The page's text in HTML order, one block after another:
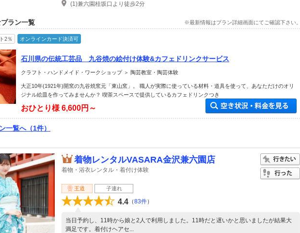
(1)兼六園桂坂口より徒歩2分
ラン一覧 ※最新情報はプラン詳細画面にてご確認下さい。
2％ オンラインカード決済可
石川県の伝統工芸品 九谷焼の絵付け体験&カフェドリンクサービス
クラフト・ハンドメイド・ワークショップ ＞ 陶芸教室・陶芸体験
大正10年(1921年)開窯の九谷焼窯元「東山窯」。 職人が実際に使っている材料・道具を使って、あなただけのオリ
ジナル絵皿を作ってみませんか？ 喫茶スペースで提供しているカフェドリンクつき
おひとり様 6,600円～
一覧へ（1件）
着物レンタルVASARA金沢兼六園店
着物・浴衣レンタル・着付け体験
王道 子連れ
4.4 （83件）
当日予約し、11時から娘と2人で利用しました。11時だと遅いかと思いましたが結果大
満足です。着付けヘアセ...